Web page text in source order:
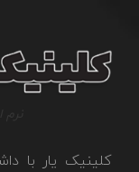
کلینیک یار با